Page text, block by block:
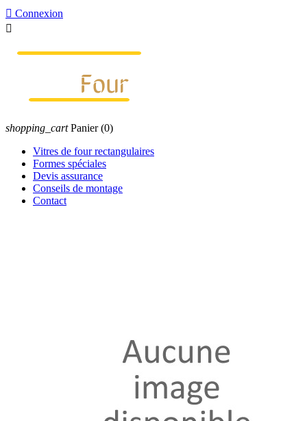
 Connexion

shopping_cart Panier (0)
Vitres de four rectangulaires
Formes spéciales
Devis assurance
Conseils de montage
Contact